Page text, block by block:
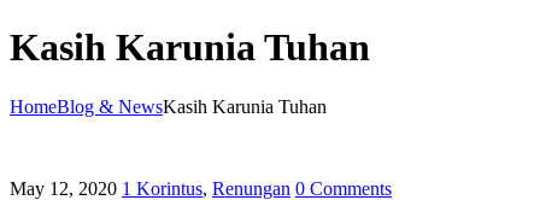
Kasih Karunia Tuhan
HomeBlog & NewsKasih Karunia Tuhan
May 12, 2020 1 Korintus, Renungan 0 Comments